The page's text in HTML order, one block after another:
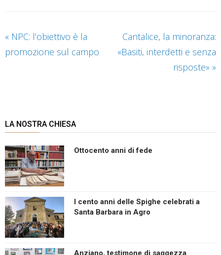
« NPC: l’obiettivo è la
promozione sul campo
Cantalice, la minoranza:
«Basiti, interdetti e senza
risposte» »
LA NOSTRA CHIESA
Ottocento anni di fede
I cento anni delle Spighe celebrati a
Santa Barbara in Agro
Anziano, testimone di saggezza